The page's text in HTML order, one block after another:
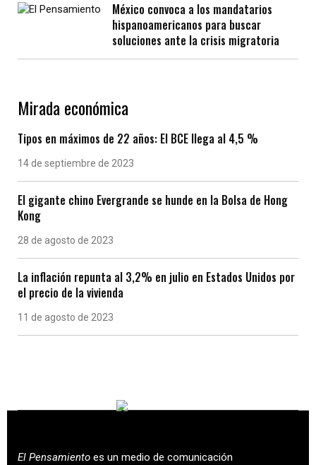
México convoca a los mandatarios
hispanoamericanos para buscar
soluciones ante la crisis migratoria
Mirada económica
Tipos en máximos de 22 años: El BCE llega al 4,5 %
14 de septiembre de 2023
El gigante chino Evergrande se hunde en la Bolsa de Hong
Kong
28 de agosto de 2023
La inflación repunta al 3,2% en julio en Estados Unidos por
el precio de la vivienda
11 de agosto de 2023
El Pensamiento es un medio de comunicación